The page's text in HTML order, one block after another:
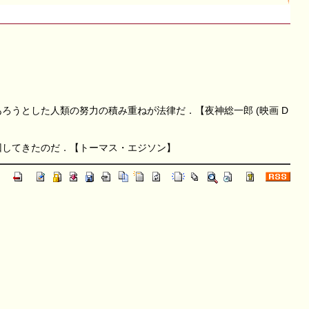
うとした人類の努力の積み重ねが法律だ．【夜神総一郎 (映画 D
てきたのだ．【トーマス・エジソン】